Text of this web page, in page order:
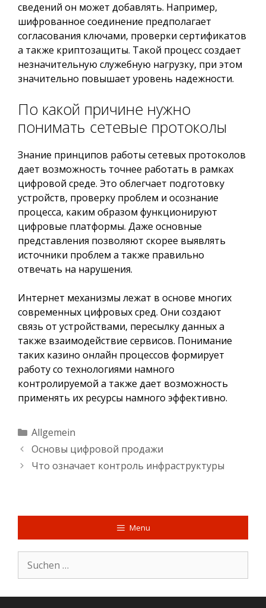
сведений он может добавлять. Например,
шифрованное соединение предполагает
согласования ключами, проверки сертификатов
а также криптозащиты. Такой процесс создает
незначительную служебную нагрузку, при этом
значительно повышает уровень надежности.
По какой причине нужно
понимать сетевые протоколы
Знание принципов работы сетевых протоколов
дает возможность точнее работать в рамках
цифровой среде. Это облегчает подготовку
устройств, проверку проблем и осознание
процесса, каким образом функционируют
цифровые платформы. Даже основные
представления позволяют скорее выявлять
источники проблем а также правильно
отвечать на нарушения.
Интернет механизмы лежат в основе многих
современных цифровых сред. Они создают
связь от устройствами, пересылку данных а
также взаимодействие сервисов. Понимание
таких казино онлайн процессов формирует
работу со технологиями намного
контролируемой а также дает возможность
применять их ресурсы намного эффективно.
Kategorien
Allgemein
Основы цифровой продажи
Что означает контроль инфраструктуры
Menu
Suche
nach: